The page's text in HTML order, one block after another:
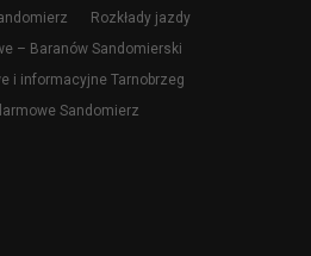
Rozkłady jazdy
– Baranów Sandomierski
i informacyjne Tarnobrzeg
Sandomierz